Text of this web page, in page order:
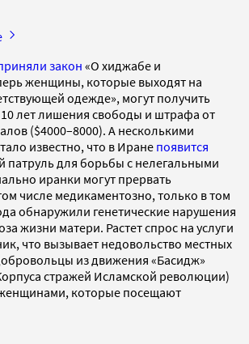
закон «О хиджабе и
женщины, которые выходят на
одежде», могут получить
10 лет лишения свободы и штрафа от
($4000–8000). А несколькими
известно, что в Иране появится
патруль для борьбы с нелегальными
иранки могут прервать
числе медикаментозно, только в том
обнаружили генетические нарушения
жизни матери. Растет спрос на услуги
что вызывает недовольство местных
из движения «Басидж»
стражей Исламской революции)
женщинами, которые посещают